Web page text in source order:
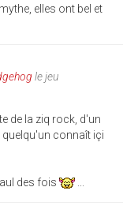
elles ont bel et
le jeu
de la ziq rock, d'un
quelqu'un connaît içi
des fois